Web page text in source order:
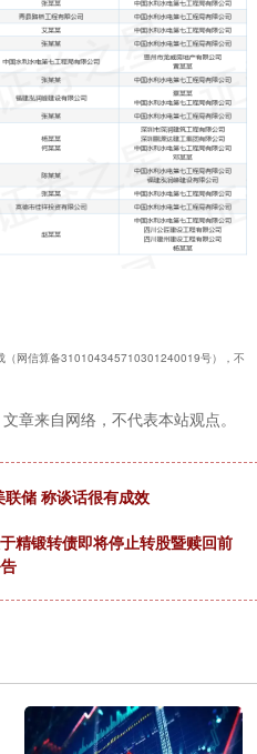
（网信算备310104345710301240019号），不
章来自网络，不代表本站观点。
储 称谈话很有成效
精锻转债即将停止转股暨赎回前